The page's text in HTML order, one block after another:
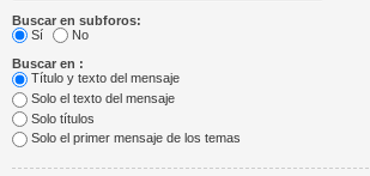
Buscar en subforos:
Sí
No
Buscar en :
Título y texto del mensaje
Solo el texto del mensaje
Solo títulos
Solo el primer mensaje de los temas